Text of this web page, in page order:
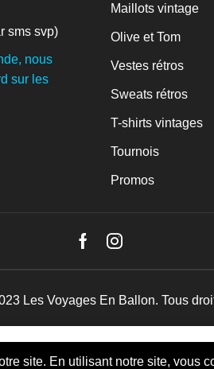
sms svp)
nous
sur les
Maillots vintage
Olive et Tom
Vestes rétros
Sweats rétros
T-shirts vintages
Tournois
Promos
FacebookInstagram
Les Voyages En Ballon. Tous